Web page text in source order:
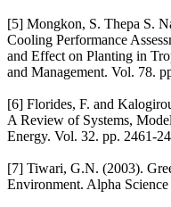
[5] Mongkon, S. Thepa S.
Cooling Performance
and Effect on Planting in
and Management. Vol. 78.
[6] Florides, F. and
A Review of Systems,
Energy. Vol. 32. pp. 2461-
[7] Tiwari, G.N. (2003).
Environment. Alpha